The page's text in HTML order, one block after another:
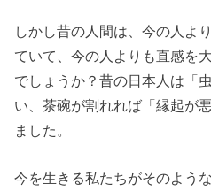
しかし昔の人間は、今の人よ
ていて、今の人よりも直感を
でしょうか？昔の日本人は「
い、茶碗が割れれば「縁起が
ました。
今を生きる私たちがそのよう